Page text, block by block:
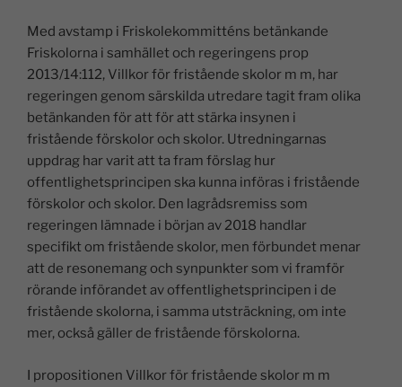
Med avstamp i Friskolekommitténs betänkande
Friskolorna i samhället och regeringens prop
2013/14:112, Villkor för fristående skolor m m, har
regeringen genom särskilda utredare tagit fram olika
betänkanden för att för att stärka insynen i
fristående förskolor och skolor. Utredningarnas
uppdrag har varit att ta fram förslag hur
offentlighetsprincipen ska kunna införas i fristående
förskolor och skolor. Den lagrådsremiss som
regeringen lämnade i början av 2018 handlar
specifikt om fristående skolor, men förbundet menar
att de resonemang och synpunkter som vi framför
rörande införandet av offentlighetsprincipen i de
fristående skolorna, i samma utsträckning, om inte
mer, också gäller de fristående förskolorna.
I propositionen Villkor för fristående skolor m m